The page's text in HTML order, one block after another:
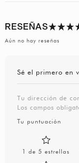
RESEÑAS
Aún no hay reseñas
Sé el primero en
Tu dirección de
Los campos
Tu puntuación
1 de 5 estrellas